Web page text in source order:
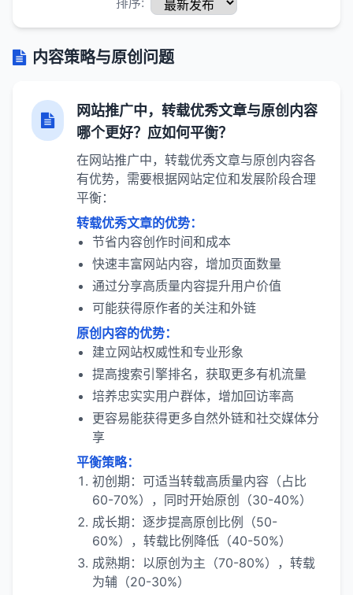
内容策略与原创问题
网站推广中，转载优秀文章与原创内容
哪个更好？应如何平衡？
在网站推广中，转载优秀文章与原创内容各
有优势，需要根据网站定位和发展阶段合理
平衡：
转载优秀文章的优势：
节省内容创作时间和成本
快速丰富网站内容，增加页面数量
通过分享高质量内容提升用户价值
可能获得原作者的关注和外链
原创内容的优势：
建立网站权威性和专业形象
提高搜索引擎排名，获取更多有机流量
培养忠实实用户群体，增加回访率高
更容易能获得更多自然外链和社交媒体分
享
平衡策略：
初创期：可适当转载高质量内容（占比
60-70%），同时开始原创（30-40%）
成长期：逐步提高原创比例（50-
60%），转载比例降低（40-50%）
成熟期：以原创为主（70-80%），转载
为辅（20-30%）